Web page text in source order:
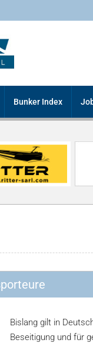
Bunker Index
Bislang gilt in
Beseitigung und für